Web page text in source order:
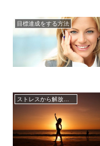
目標達成をする方法